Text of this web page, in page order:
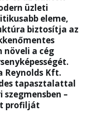
üzleti
eleme,
biztosítja az
növeli a cég
Reynolds Kft.
tapasztalattal
–
profilját